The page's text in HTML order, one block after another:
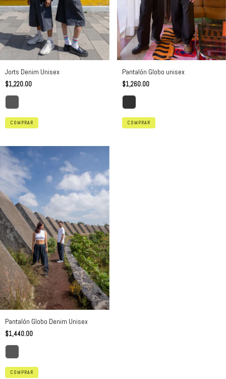
Jorts Denim Unisex
$1,220.00
COMPRAR
Pantalón Globo unisex
$1,260.00
COMPRAR
Pantalón Globo Denim Unisex
$1,440.00
COMPRAR